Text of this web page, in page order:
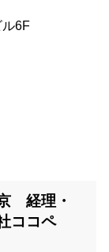
6F
経理・
ココペ